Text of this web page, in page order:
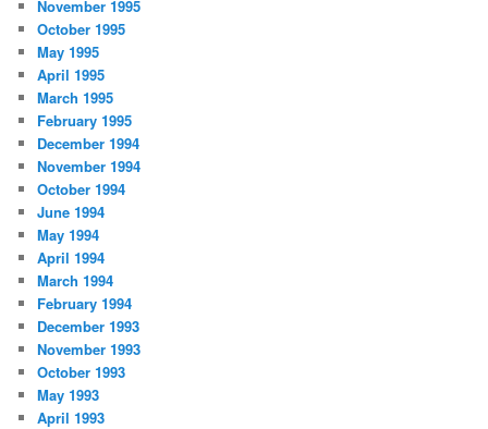
November 1995
October 1995
May 1995
April 1995
March 1995
February 1995
December 1994
November 1994
October 1994
June 1994
May 1994
April 1994
March 1994
February 1994
December 1993
November 1993
October 1993
May 1993
April 1993